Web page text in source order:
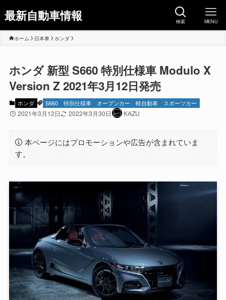
最新自動車情報 検索 MENU
ホーム 日本車 ホンダ
ホンダ 新型 S660 特別仕様車 Modulo X
Version Z 2021年3月12日発売
ホンダ S660 特別仕様車 オープンカー 軽自動車 スポーツカー
2021年3月12日 2022年3月30日 KAZU
本ページにはプロモーションや広告が含まれていま
す。